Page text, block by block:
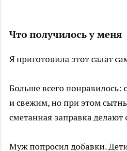
Что получилось у меня
Я приготовила этот салат
Больше всего понравилось:
и свежим, но при этом
сметанная заправка делают
Муж попросил добавки.